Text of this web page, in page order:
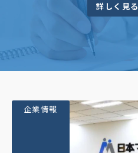
詳しく見る
企業情報